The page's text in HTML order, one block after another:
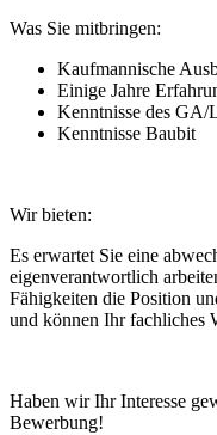
Was Sie mitbringen:
Kaufmannische
Einige Jahre
Kenntnisse des
Kenntnisse Baubit
Wir bieten:
Es erwartet Sie eine
eigenverantwortlich
Fähigkeiten die Position
und können Ihr fachliches
Haben wir Ihr Interesse
Bewerbung!